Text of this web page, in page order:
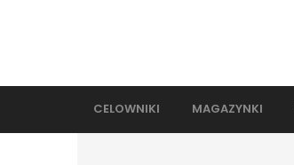
CELOWNIKI MAGAZYNKI